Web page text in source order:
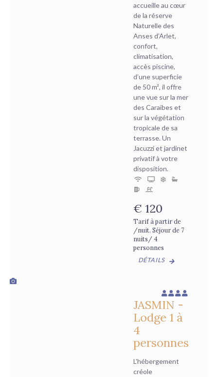
accueille au cœur
de la réserve
Naturelle des
Anses d’Arlet,
confort,
climatisation,
accès piscine,
d’une superficie
de 50 m², il offre
une vue sur la mer
des Caraïbes et
sur la végétation
tropicale de sa
terrasse. Un
Jacuzzi et jardinet
privatif à votre
disposition.
€ 120
Tarif à partir de
/nuit. Séjour de 7
nuits/ 4
personnes
DÉTAILS
JASMIN -
Lodge 1 à
4
personnes
L'hébergement
créole